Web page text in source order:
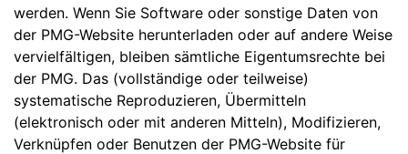
werden. Wenn Sie Software oder sonstige Daten von
der PMG-Website herunterladen oder auf andere Weise
vervielfältigen, bleiben sämtliche Eigentumsrechte bei
der PMG. Das (vollständige oder teilweise)
systematische Reproduzieren, Übermitteln
(elektronisch oder mit anderen Mitteln), Modifizieren,
Verknüpfen oder Benutzen der PMG-Website für